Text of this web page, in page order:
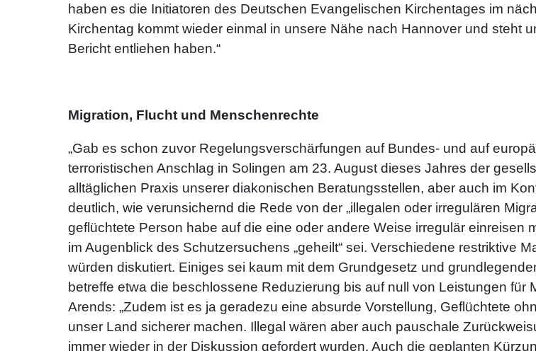
haben es die Initiatoren des Deutschen Evangelischen Kirchentages im
Kirchentag kommt wieder einmal in unsere Nähe nach Hannover und steht
Bericht entliehen haben.“
Migration, Flucht und Menschenrechte
„Gab es schon zuvor Regelungsverschärfungen auf Bundes- und auf
terroristischen Anschlag in Solingen am 23. August dieses Jahres der
alltäglichen Praxis unserer diakonischen Beratungsstellen, aber auch im
deutlich, wie verunsichernd die Rede von der „illegalen oder irregulären
geflüchtete Person habe auf die eine oder andere Weise irregulär einreisen
im Augenblick des Schutzersuchens „geheilt“ sei. Verschiedene restriktive
würden diskutiert. Einiges sei kaum mit dem Grundgesetz und
betreffe etwa die beschlossene Reduzierung bis auf null von Leistungen
Arends: „Zudem ist es ja geradezu eine absurde Vorstellung, Geflüchtete
unser Land sicherer machen. Illegal wären aber auch pauschale
immer wieder in der Diskussion gefordert wurden. Auch die geplanten